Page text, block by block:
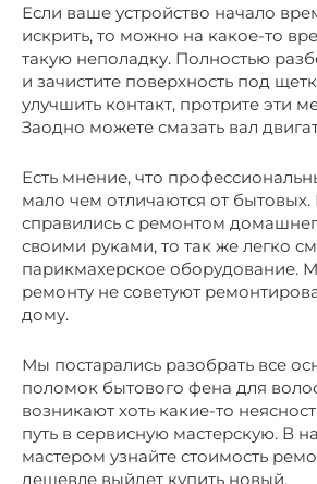
Если ваше устройство начало
искрить, то можно на какое-то
такую неполадку. Полностью
и зачистите поверхность под
улучшить контакт, протрите эти
Заодно можете смазать вал
Есть мнение, что
мало чем отличаются от бытовых.
справились с ремонтом
своими руками, то так же легко
парикмахерское оборудование.
ремонту не советуют
дому.
Мы постарались разобрать все
поломок бытового фена для
возникают хоть какие-то
путь в сервисную мастерскую. В
мастером узнайте стоимость
дешевле выйдет купить новый.